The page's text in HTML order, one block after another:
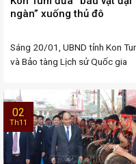
ngàn” xuống thủ đô
Sáng 20/01, UBND tỉnh Kon
và Bảo tàng Lịch sử Quốc gia
02
Th11